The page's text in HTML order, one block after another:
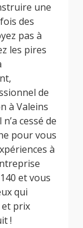
une
des
pas à
les pires
de
à Valeins
cessé de
pour vous
à
et vous
qui
prix
!